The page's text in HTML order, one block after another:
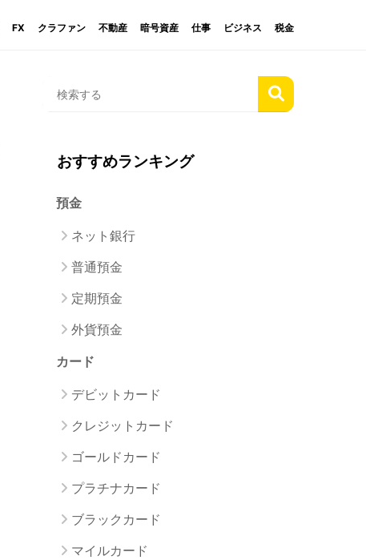
FX クラファン 不動産 暗号資産 仕事 ビジネス 税金
おすすめランキング
預金
ネット銀行
普通預金
定期預金
外貨預金
カード
デビットカード
クレジットカード
ゴールドカード
プラチナカード
ブラックカード
マイルカード